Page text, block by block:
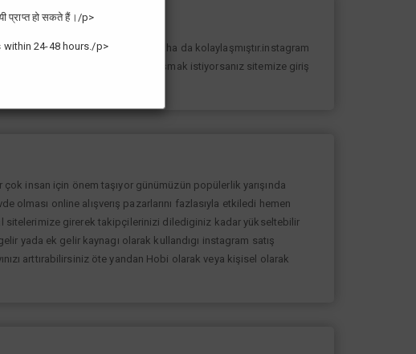
fenomen yolunda ilerlemesi daha da kolaylaşmıştır.instagram
yüksek sayıda takipçiye ulaşmak istiyorsanız sitemize giriş
insan için önem taşıyor günümüzün popülerlik yarışında
olması online alışverış pazarlarını fazlasıyla etkiledi hemen
sitelerimize girerek takipçilerinizi dilediginiz kadar yükseltebilir
yada ek gelir kaynagı olarak kullandıgı instagram satış
arttırabilirsiniz öte yandan Hobi olarak veya kişisel olarak
प्राप्त हो सकते हैं।/p>
24-48 hours./p>